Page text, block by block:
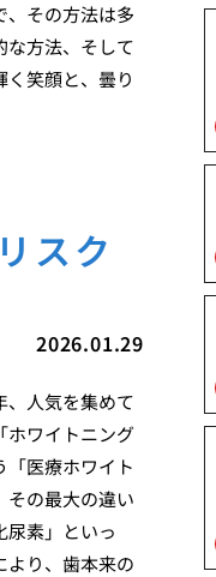
、その方法は多
な方法、そして
笑顔と、曇り
スク
2026.01.29
、人気を集めて
ホワイトニング
医療ホワイト
その最大の違い
素」といっ
より、歯本来の